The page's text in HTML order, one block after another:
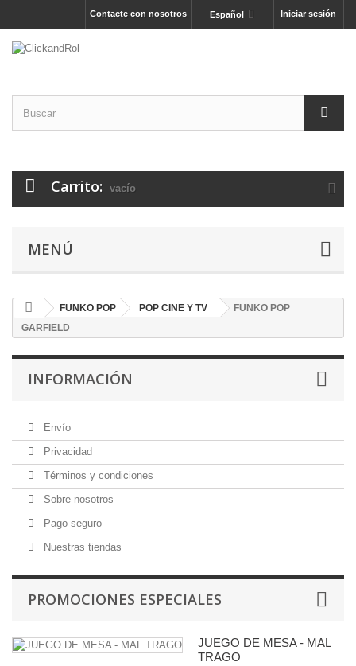
Iniciar sesión
Español
Contacte con nosotros
Carrito: vacío
MENÚ
FUNKO POP POP CINE Y TV
FUNKO POP
GARFIELD
INFORMACIÓN
Envío
Privacidad
Términos y condiciones
Sobre nosotros
Pago seguro
Nuestras tiendas
PROMOCIONES ESPECIALES
JUEGO DE MESA - MAL
TRAGO